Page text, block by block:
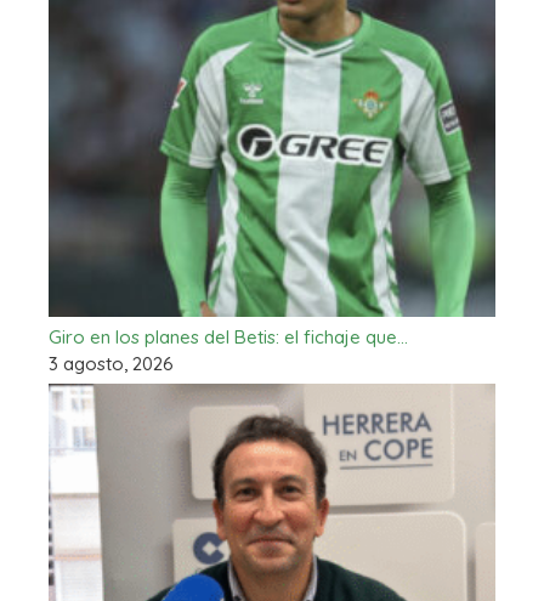
Giro en los planes del Betis: el fichaje que…
3 agosto, 2026